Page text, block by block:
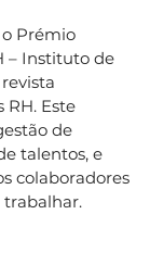
Prémio
– Instituto de
RH. Este
de
talentos, e
colaboradores